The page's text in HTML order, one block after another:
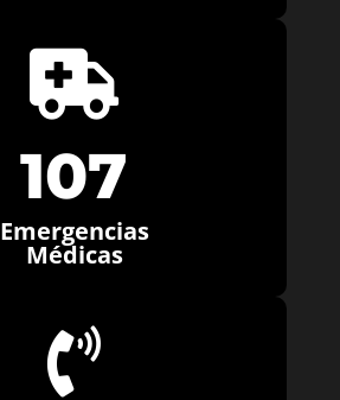

107
Emergencias
Médicas
